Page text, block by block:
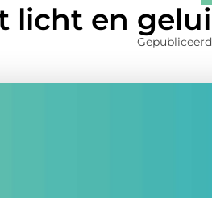
licht en